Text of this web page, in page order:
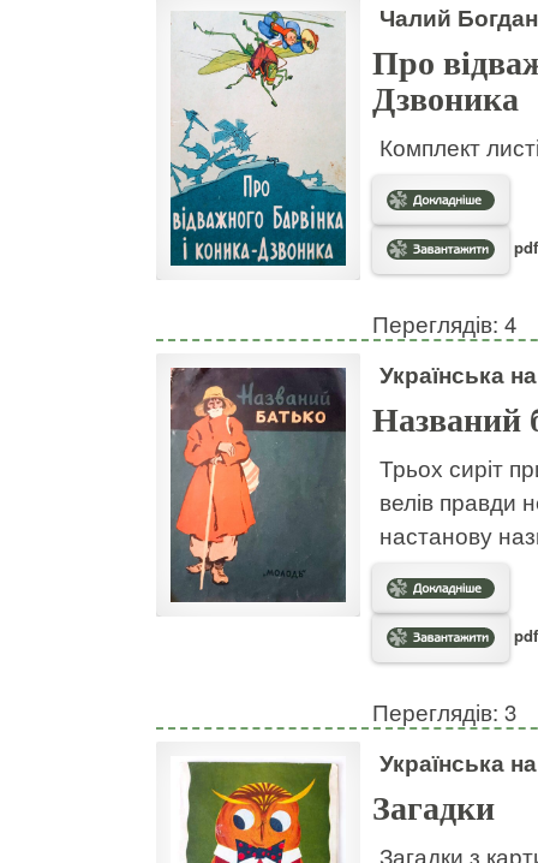
Чалий
Про
Дзвоника
Комплект
Переглядів: 4
Українська
Названий
Трьох сиріт
велів правди
настанову
Переглядів: 3
Українська
Загадки
Загадки з